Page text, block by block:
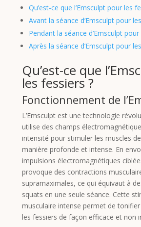
Qu’est-ce que l’Emsculpt pour les
Avant la séance d’Emsculpt pour
Pendant la séance d’Emsculpt
Après la séance d’Emsculpt pour
Qu’est-ce que
les fessiers ?
Fonctionnement de
L’Emsculpt est une technologie
utilise des champs
intensité pour stimuler les muscles
manière profonde et intense. En
impulsions électromagnétiques
provoque des contractions
supramaximales, ce qui équivaut à
squats en une seule séance. Cette
musculaire intense permet de
les fessiers de façon efficace et non